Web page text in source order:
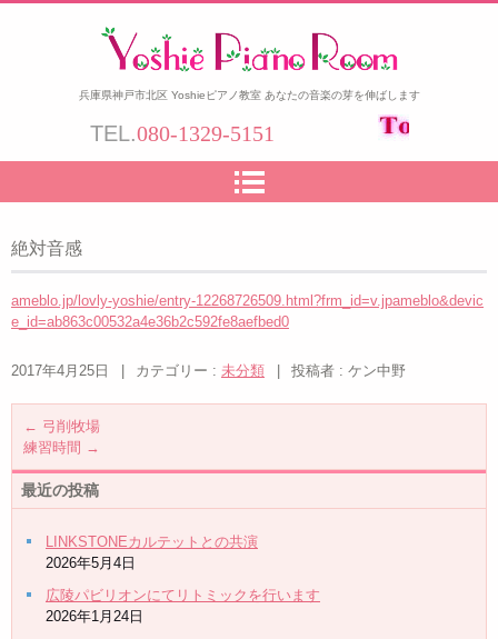
兵庫県神戸市北区 Yoshieピアノ教室 あなたの音楽の芽を伸ばします
TEL.080-1329-5151
絶対音感
ameblo.jp/lovly-yoshie/entry-12268726509.html?frm_id=v.jpameblo&devic
e_id=ab863c00532a4e36b2c592fe8aefbed0
2017年4月25日 カテゴリー : 未分類 投稿者 : ケン中野
← 弓削牧場
練習時間 →
最近の投稿
LINKSTONEカルテットとの共演
2026年5月4日
広陵パビリオンにてリトミックを行います
2026年1月24日